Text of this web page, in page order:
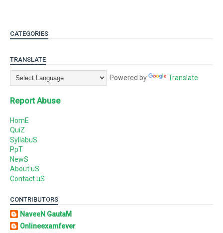
CATEGORIES
TRANSLATE
Powered by Translate
Report Abuse
HomE
QuiZ
SyllabuS
PpT
NewS
About uS
Contact uS
CONTRIBUTORS
NaveeN GautaM
Onlineexamfever